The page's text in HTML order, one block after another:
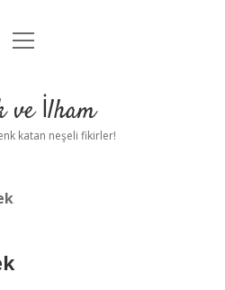
Anasayfa
Uyarı
menüyü
ve İlham
katan neşeli fikirler!